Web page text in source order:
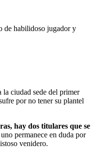
de habilidoso jugador y
la ciudad sede del primer
por no tener su plantel
hay dos titulares que se
permanece en duda por
venidero.